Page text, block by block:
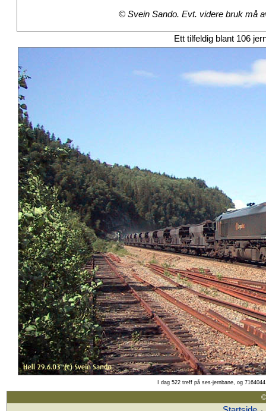
© Svein Sando. Evt. videre bruk må
Ett tilfeldig blant 106
I dag 522 treff på ses-jernbane, og